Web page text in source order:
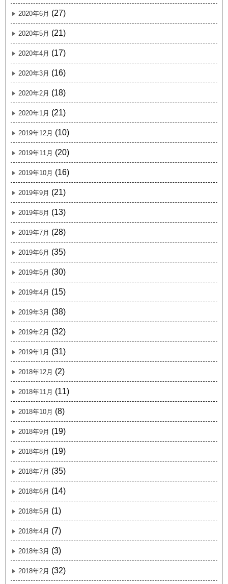
2020年6月 (27)
2020年5月 (21)
2020年4月 (17)
2020年3月 (16)
2020年2月 (18)
2020年1月 (21)
2019年12月 (10)
2019年11月 (20)
2019年10月 (16)
2019年9月 (21)
2019年8月 (13)
2019年7月 (28)
2019年6月 (35)
2019年5月 (30)
2019年4月 (15)
2019年3月 (38)
2019年2月 (32)
2019年1月 (31)
2018年12月 (2)
2018年11月 (11)
2018年10月 (8)
2018年9月 (19)
2018年8月 (19)
2018年7月 (35)
2018年6月 (14)
2018年5月 (1)
2018年4月 (7)
2018年3月 (3)
2018年2月 (32)